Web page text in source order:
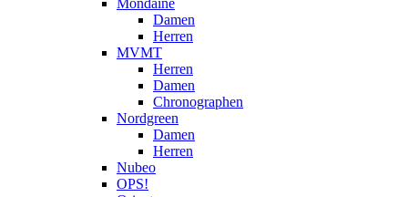
Mondaine
Damen
Herren
MVMT
Herren
Damen
Chronographen
Nordgreen
Damen
Herren
Nubeo
OPS!